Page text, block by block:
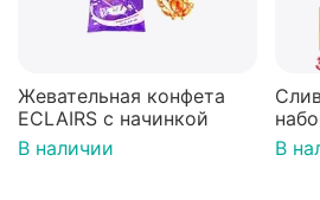
Жевательная конфета
ECLAIRS с начинкой
В наличии
набор 3 шт (с
с
В